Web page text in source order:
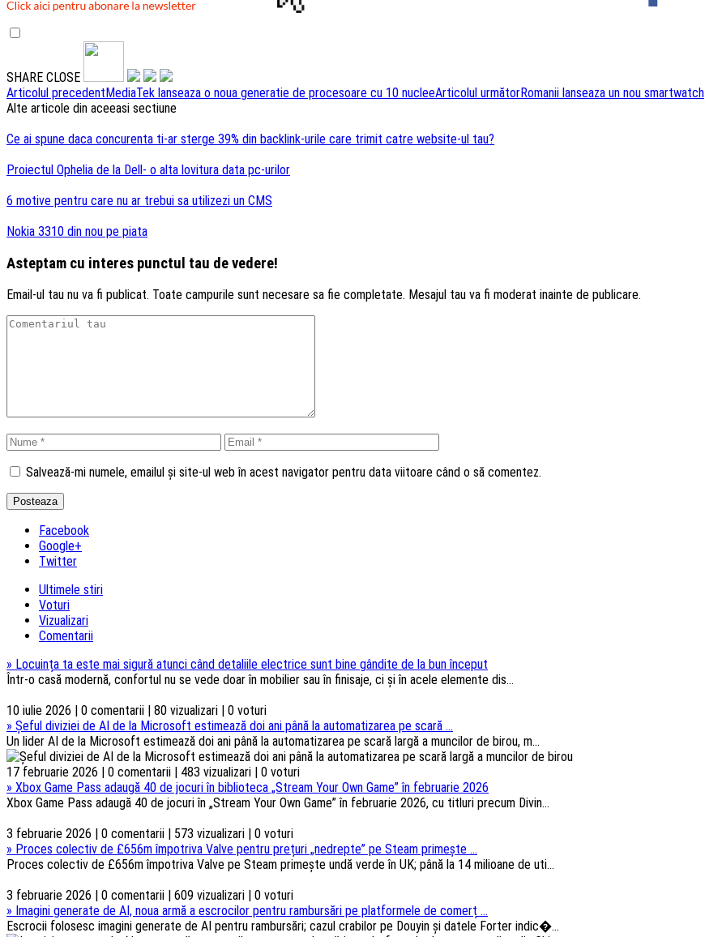
SHARE CLOSE
Navigare
articole
Articolul precedentMediaTek lanseaza o noua generatie de procesoare cu 10 nucleeArticolul următorRomanii lanseaza un nou smartwatch
Alte articole din aceeasi sectiune
Ce ai spune daca concurenta ti-ar sterge 39% din backlink-urile care trimit catre website-ul tau?
Proiectul Ophelia de la Dell- o alta lovitura data pc-urilor
6 motive pentru care nu ar trebui sa utilizezi un CMS
Nokia 3310 din nou pe piata
Asteptam cu interes punctul tau de vedere!
Email-ul tau nu va fi publicat. Toate campurile sunt necesare sa fie completate. Mesajul tau va fi moderat inainte de publicare.
Salvează-mi numele, emailul și site-ul web în acest navigator pentru data viitoare când o să comentez.
Facebook
Google+
Twitter
Ultimele stiri
Voturi
Vizualizari
Comentarii
» Locuința ta este mai sigură atunci când detaliile electrice sunt bine gândite de la bun început
Într-o casă modernă, confortul nu se vede doar în mobilier sau în finisaje, ci și în acele elemente dis...
10 iulie 2026 | 0 comentarii | 80 vizualizari | 0 voturi
» Șeful diviziei de AI de la Microsoft estimează doi ani până la automatizarea pe scară ...
Un lider AI de la Microsoft estimează doi ani până la automatizarea pe scară largă a muncilor de birou, m...
17 februarie 2026 | 0 comentarii | 483 vizualizari | 0 voturi
» Xbox Game Pass adaugă 40 de jocuri în biblioteca „Stream Your Own Game” în februarie 2026
Xbox Game Pass adaugă 40 de jocuri în „Stream Your Own Game” în februarie 2026, cu titluri precum Divin...
3 februarie 2026 | 0 comentarii | 573 vizualizari | 0 voturi
» Proces colectiv de £656m împotriva Valve pentru prețuri „nedrepte” pe Steam primește ...
Proces colectiv de £656m împotriva Valve pe Steam primește undă verde în UK; până la 14 milioane de uti...
3 februarie 2026 | 0 comentarii | 609 vizualizari | 0 voturi
» Imagini generate de AI, noua armă a escrocilor pentru rambursări pe platformele de comerț ...
Escrocii folosesc imagini generate de AI pentru rambursări; cazul crabilor pe Douyin și datele Forter indic�...